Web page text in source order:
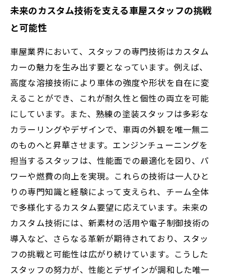
未来のカスタム技術を支える車屋スタッフの挑戦
と可能性
車屋業界において、スタッフの専門技術はカスタム
カーの魅力を生み出す要となっています。例えば、
高度な溶接技術により車体の強度や形状を自在に変
えることができ、これが耐久性と個性の両立を可能
にしています。また、熟練の塗装スタッフは多彩な
カラーリングやデザインで、車両の外観を唯一無二
のものへと昇華させます。エンジンチューニングを
担当するスタッフは、性能面での最適化を図り、パ
ワーや燃費の向上を実現。これらの技術は一人ひと
りの専門知識と経験によって支えられ、チーム全体
で多様化するカスタム要望に応えています。未来の
カスタム技術には、新素材の活用や電子制御技術の
導入など、さらなる革新が期待されており、スタッ
フの挑戦と可能性は広がり続けています。こうした
スタッフの努力が、性能とデザインが調和した唯一